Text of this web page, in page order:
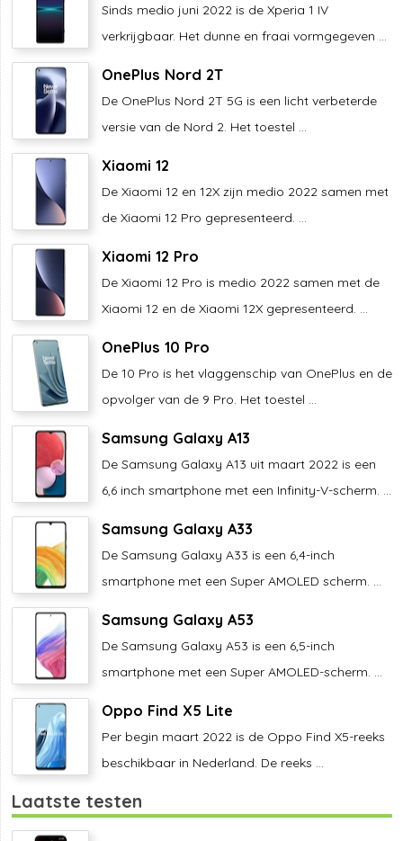
Sinds medio juni 2022 is de Xperia 1 IV
verkrijgbaar. Het dunne en fraai vormgegeven ...
OnePlus Nord 2T
De OnePlus Nord 2T 5G is een licht verbeterde
versie van de Nord 2. Het toestel ...
Xiaomi 12
De Xiaomi 12 en 12X zijn medio 2022 samen met
de Xiaomi 12 Pro gepresenteerd. ...
Xiaomi 12 Pro
De Xiaomi 12 Pro is medio 2022 samen met de
Xiaomi 12 en de Xiaomi 12X gepresenteerd. ...
OnePlus 10 Pro
De 10 Pro is het vlaggenschip van OnePlus en de
opvolger van de 9 Pro. Het toestel ...
Samsung Galaxy A13
De Samsung Galaxy A13 uit maart 2022 is een
6,6 inch smartphone met een Infinity-V-scherm. ...
Samsung Galaxy A33
De Samsung Galaxy A33 is een 6,4-inch
smartphone met een Super AMOLED scherm. ...
Samsung Galaxy A53
De Samsung Galaxy A53 is een 6,5-inch
smartphone met een Super AMOLED-scherm. ...
Oppo Find X5 Lite
Per begin maart 2022 is de Oppo Find X5-reeks
beschikbaar in Nederland. De reeks ...
Laatste testen